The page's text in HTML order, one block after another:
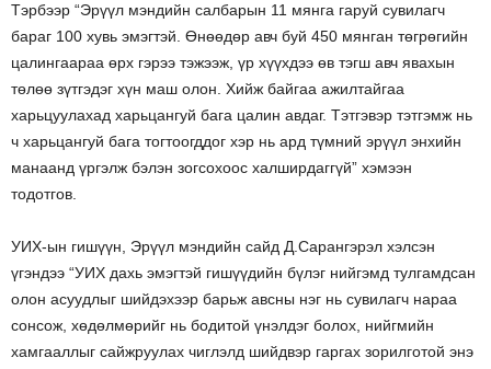
Тэрбээр “Эрүүл мэндийн салбарын 11 мянга гаруй сувилагч
бараг 100 хувь эмэгтэй. Өнөөдөр авч буй 450 мянган төгрөгийн
цалингаараа өрх гэрээ тэжээж, үр хүүхдээ өв тэгш авч явахын
төлөө зүтгэдэг хүн маш олон. Хийж байгаа ажилтайгаа
харьцуулахад харьцангуй бага цалин авдаг. Тэтгэвэр тэтгэмж нь
ч харьцангуй бага тогтоогддог хэр нь ард түмний эрүүл энхийн
манаанд үргэлж бэлэн зогсохоос халширдаггүй” хэмээн
тодотгов.
УИХ-ын гишүүн, Эрүүл мэндийн сайд Д.Сарангэрэл хэлсэн
үгэндээ “УИХ дахь эмэгтэй гишүүдийн бүлэг нийгэмд тулгамдсан
олон асуудлыг шийдэхээр барьж авсны нэг нь сувилагч нараа
сонсож, хөдөлмөрийг нь бодитой үнэлдэг болох, нийгмийн
хамгааллыг сайжруулах чиглэлд шийдвэр гаргах зорилготой энэ